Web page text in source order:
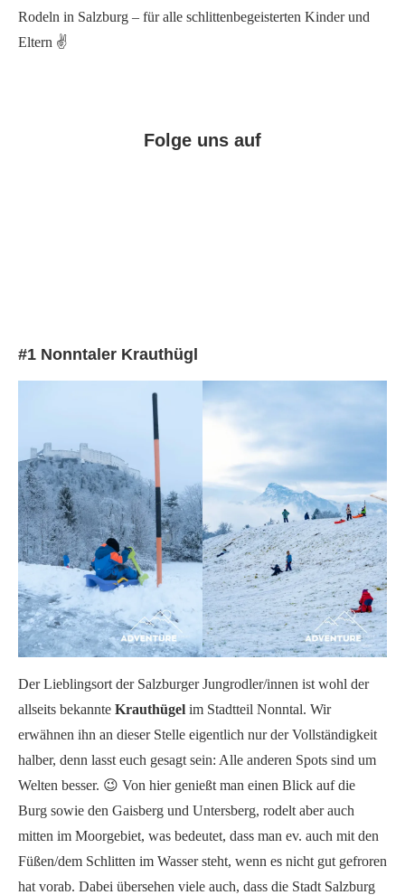
Rodeln in Salzburg – für alle schlittenbegeisterten Kinder und
Eltern ✌️
Folge uns auf
#1 Nonntaler Krauthügl
Der Lieblingsort der Salzburger Jungrodler/innen ist wohl der
allseits bekannte Krauthügel im Stadtteil Nonntal. Wir
erwähnen ihn an dieser Stelle eigentlich nur der Vollständigkeit
halber, denn lasst euch gesagt sein: Alle anderen Spots sind um
Welten besser. 😉 Von hier genießt man einen Blick auf die
Burg sowie den Gaisberg und Untersberg, rodelt aber auch
mitten im Moorgebiet, was bedeutet, dass man ev. auch mit den
Füßen/dem Schlitten im Wasser steht, wenn es nicht gut gefroren
hat vorab. Dabei übersehen viele auch, dass die Stadt Salzburg